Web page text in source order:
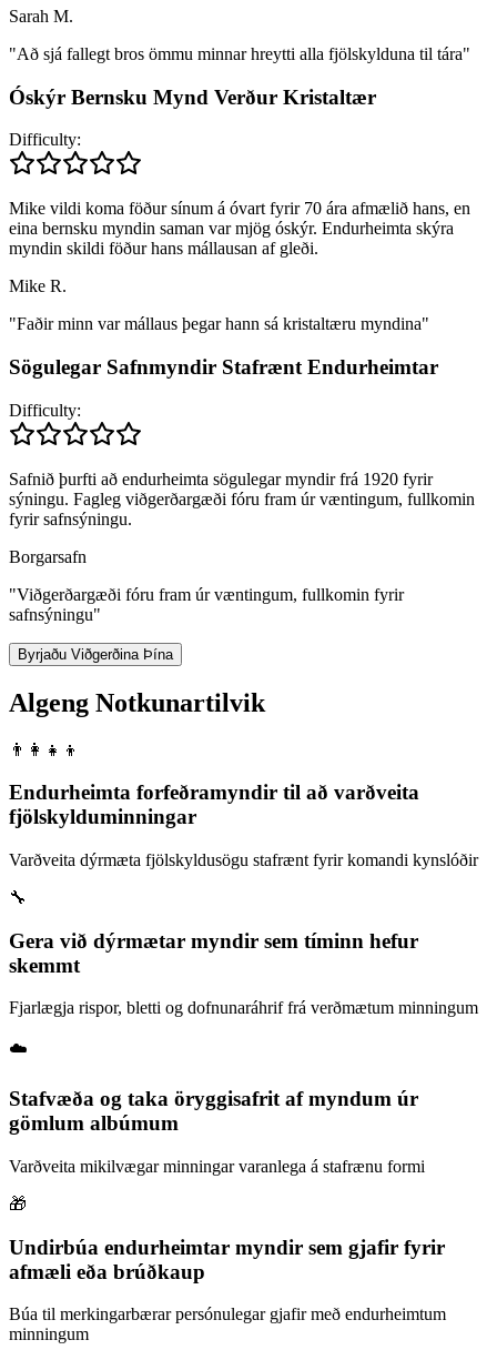
Sarah M.
"Að sjá fallegt bros ömmu minnar hreytti alla fjölskylduna til tára"
Óskýr Bernsku Mynd Verður Kristaltær
Difficulty:
Mike vildi koma föður sínum á óvart fyrir 70 ára afmælið hans, en
eina bernsku myndin saman var mjög óskýr. Endurheimta skýra
myndin skildi föður hans mállausan af gleði.
Mike R.
"Faðir minn var mállaus þegar hann sá kristaltæru myndina"
Sögulegar Safnmyndir Stafrænt Endurheimtar
Difficulty:
Safnið þurfti að endurheimta sögulegar myndir frá 1920 fyrir
sýningu. Fagleg viðgerðargæði fóru fram úr væntingum, fullkomin
fyrir safnsýningu.
Borgarsafn
"Viðgerðargæði fóru fram úr væntingum, fullkomin fyrir
safnsýningu"
Byrjaðu Viðgerðina Þína
Algeng Notkunartilvik
👨‍👩‍👧‍👦
Endurheimta forfeðramyndir til að varðveita
fjölskylduminningar
Varðveita dýrmæta fjölskyldusögu stafrænt fyrir komandi kynslóðir
🔧
Gera við dýrmætar myndir sem tíminn hefur
skemmt
Fjarlægja rispor, bletti og dofnunaráhrif frá verðmætum minningum
☁️
Stafvæða og taka öryggisafrit af myndum úr
gömlum albúmum
Varðveita mikilvægar minningar varanlega á stafrænu formi
🎁
Undirbúa endurheimtar myndir sem gjafir fyrir
afmæli eða brúðkaup
Búa til merkingarbærar persónulegar gjafir með endurheimtum
minningum